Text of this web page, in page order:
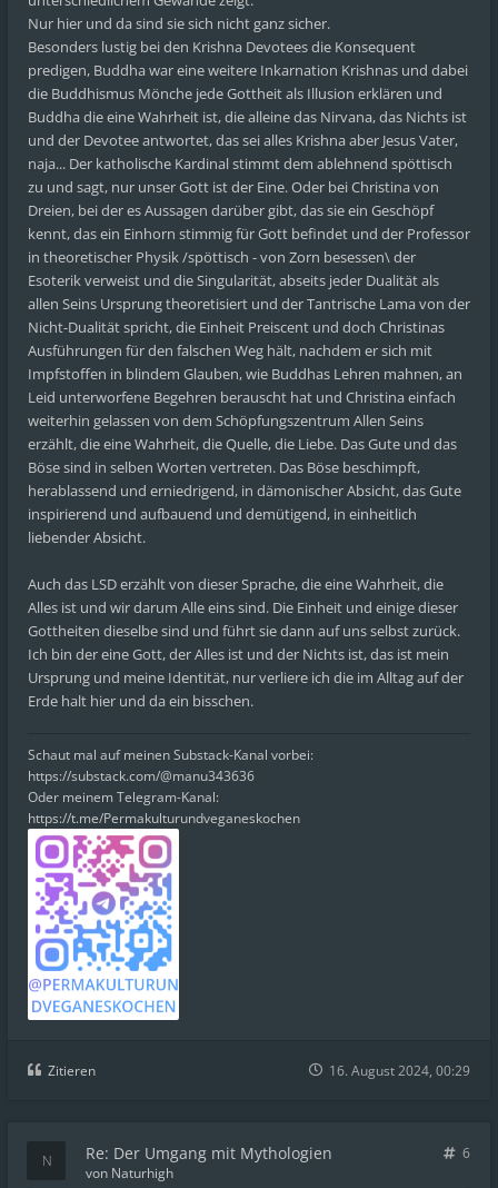
Nur hier und da sind sie sich nicht ganz sicher.
Besonders lustig bei den Krishna Devotees die Konsequent
predigen, Buddha war eine weitere Inkarnation Krishnas und dabei
die Buddhismus Mönche jede Gottheit als Illusion erklären und
Buddha die eine Wahrheit ist, die alleine das Nirvana, das Nichts ist
und der Devotee antwortet, das sei alles Krishna aber Jesus Vater,
naja... Der katholische Kardinal stimmt dem ablehnend spöttisch
zu und sagt, nur unser Gott ist der Eine. Oder bei Christina von
Dreien, bei der es Aussagen darüber gibt, das sie ein Geschöpf
kennt, das ein Einhorn stimmig für Gott befindet und der Professor
in theoretischer Physik /spöttisch - von Zorn besessen\ der
Esoterik verweist und die Singularität, abseits jeder Dualität als
allen Seins Ursprung theoretisiert und der Tantrische Lama von der
Nicht-Dualität spricht, die Einheit Preiscent und doch Christinas
Ausführungen für den falschen Weg hält, nachdem er sich mit
Impfstoffen in blindem Glauben, wie Buddhas Lehren mahnen, an
Leid unterworfene Begehren berauscht hat und Christina einfach
weiterhin gelassen von dem Schöpfungszentrum Allen Seins
erzählt, die eine Wahrheit, die Quelle, die Liebe. Das Gute und das
Böse sind in selben Worten vertreten. Das Böse beschimpft,
herablassend und erniedrigend, in dämonischer Absicht, das Gute
inspirierend und aufbauend und demütigend, in einheitlich
liebender Absicht.
Auch das LSD erzählt von dieser Sprache, die eine Wahrheit, die
Alles ist und wir darum Alle eins sind. Die Einheit und einige dieser
Gottheiten dieselbe sind und führt sie dann auf uns selbst zurück.
Ich bin der eine Gott, der Alles ist und der Nichts ist, das ist mein
Ursprung und meine Identität, nur verliere ich die im Alltag auf der
Erde halt hier und da ein bisschen.
Schaut mal auf meinen Substack-Kanal vorbei:
https://substack.com/@manu343636
Oder meinem Telegram-Kanal:
https://t.me/Permakulturundveganeskochen
Zitieren 16. August 2024, 00:29
Re: Der Umgang mit Mythologien
6
von Naturhigh